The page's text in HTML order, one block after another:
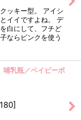
ッキー型。 アイシ
イイですよね。 デ
白にして、フチど
ならピンクを使う
乳瓶／ベイビーボ
180]